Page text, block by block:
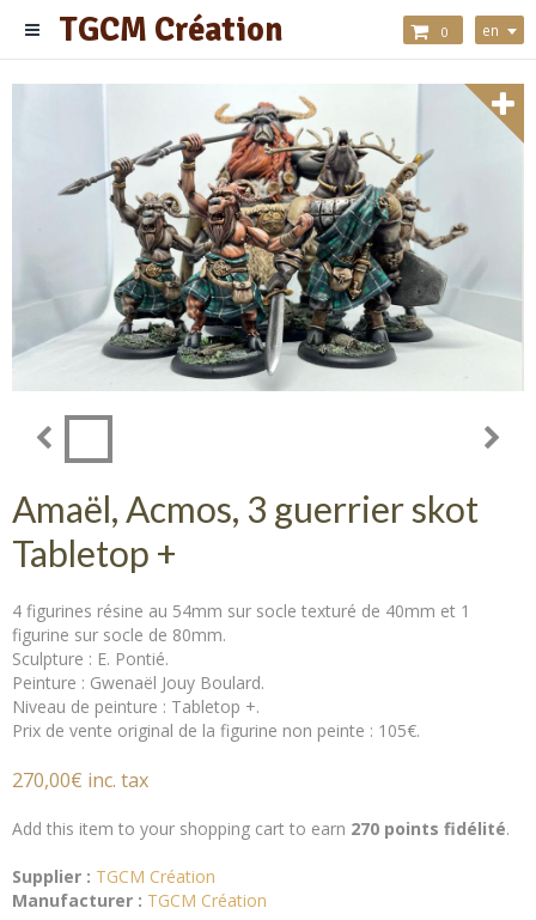
TGCM Création 0 en
Amaël, Acmos, 3 guerrier skot
Tabletop +
4 figurines résine au 54mm sur socle texturé de 40mm et 1
figurine sur socle de 80mm.
Sculpture : E. Pontié.
Peinture : Gwenaël Jouy Boulard.
Niveau de peinture : Tabletop +.
Prix de vente original de la figurine non peinte : 105€.
270,00€ inc. tax
Add this item to your shopping cart to earn 270 points fidélité.
Supplier : TGCM Création
Manufacturer : TGCM Création